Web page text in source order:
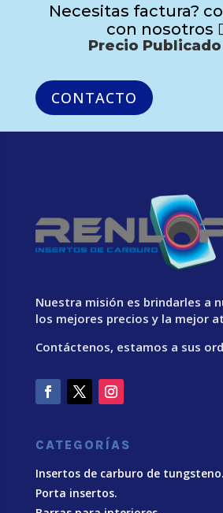
Necesitas factura?
con nosotros
Precio Publicado
CONTACTO
Nuestra misión es brindarles a
los mejores precios y la mejor
Contáctenos, estamos a sus
CATEGORÍAS
Insertos de carburo de tungsteno.
Porta insertos.